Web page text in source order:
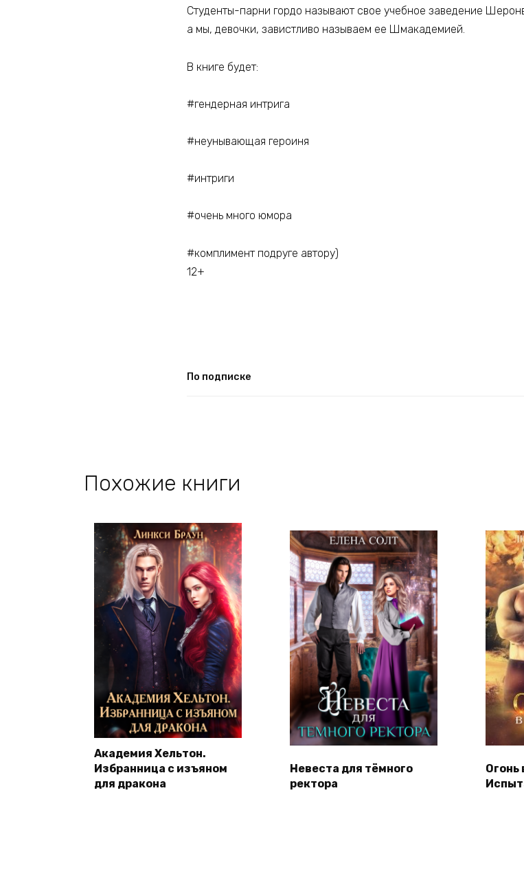
Студенты-парни гордо называют свое учебное заведение
а мы, девочки, завистливо называем ее Шмакадемией.
В книге будет:
#гендерная интрига
#неунывающая героиня
#интриги
#очень много юмора
#комплимент подруге автору)
12+
По подписке
Похожие книги
Академия Хельтон.
Избранница с изъяном
для дракона
Невеста для тёмного
ректора
Огонь